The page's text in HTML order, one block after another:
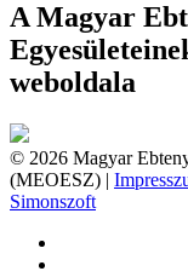
A Magyar
weboldala
© 2026 Magyar
(MEOESZ) |
Simonszoft